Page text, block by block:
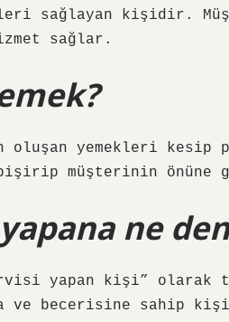
sağlayan kişidir.
sağlar.
yemekleri kesip
müşterinin
ne
yapan kişi” olarak
ve becerisine sahip